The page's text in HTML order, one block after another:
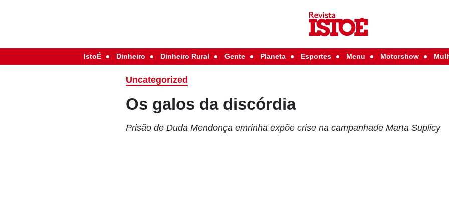
IstoÉ Dinheiro Dinheiro Rural Gente Planeta Esportes Menu Motorshow
Uncategorized
Os galos da discórdia
Prisão de Duda Mendonça emrinha expõe crise na campanhade Marta Suplicy